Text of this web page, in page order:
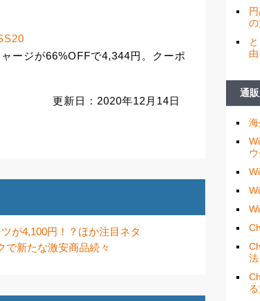
ージが66%OFFで4,344円。クーポ
更新日：2020年12月14日
が4,100円！？ほか注目ネタ
で新たな激安商品続々
通